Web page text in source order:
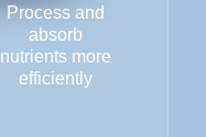
Process and
absorb
nutrients more
efficiently